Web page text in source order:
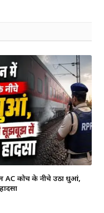
AC कोच के नीचे उठा धुआं,